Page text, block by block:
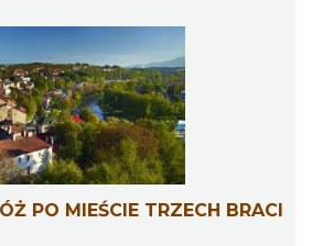
2026-08-22
PO MIEŚCIE TRZECH BRACI